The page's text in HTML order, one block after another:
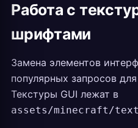
Работа с
шрифтами
Замена элементов
популярных запросов
Текстуры GUI лежат в
assets/minecraft/